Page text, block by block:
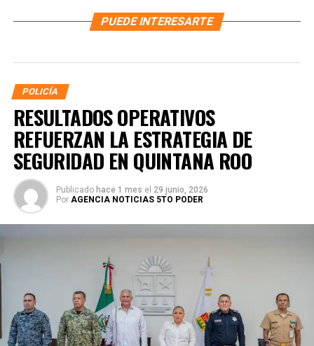
PUEDE INTERESARTE
POLICÍA
RESULTADOS OPERATIVOS
REFUERZAN LA ESTRATEGIA DE
SEGURIDAD EN QUINTANA ROO
Publicado hace 1 mes el 29 junio, 2026
Por AGENCIA NOTICIAS 5TO PODER